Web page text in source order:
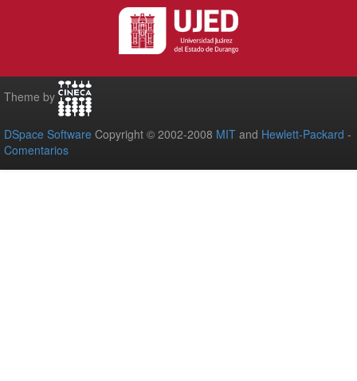
Theme by
DSpace Software Copyright © 2002-2008 MIT and Hewlett-Packard -
Comentarios